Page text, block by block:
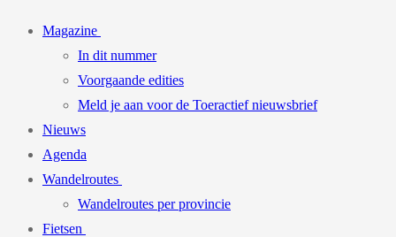
Magazine
In dit nummer
Voorgaande edities
Meld je aan voor de Toeractief nieuwsbrief
Nieuws
Agenda
Wandelroutes
Wandelroutes per provincie
Fietsen